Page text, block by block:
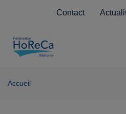
Contact
Accueil